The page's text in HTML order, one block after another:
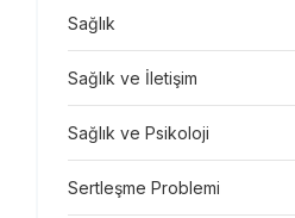
Sağlık
Sağlık ve İletişim
Sağlık ve Psikoloji
Sertleşme Problemi